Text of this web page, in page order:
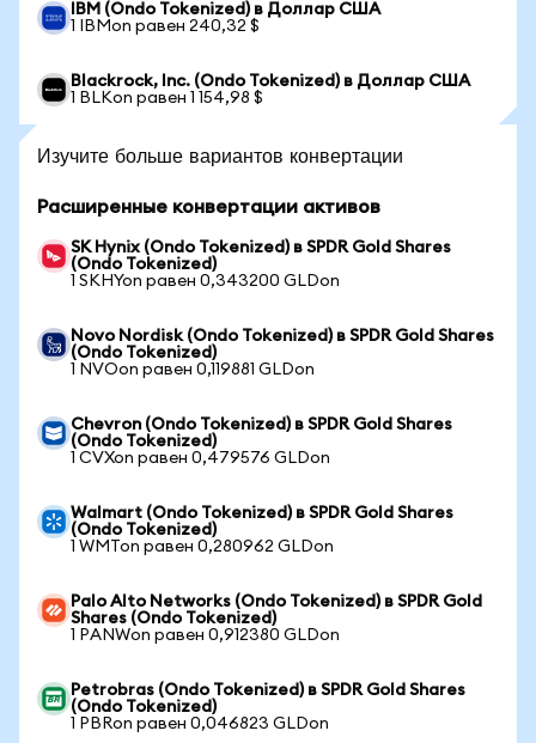
IBM (Ondo Tokenized) в Доллар США
1 IBMon равен 240,32 $
Blackrock, Inc. (Ondo Tokenized) в Доллар США
1 BLKon равен 1 154,98 $
Изучите больше вариантов конвертации
Расширенные конвертации активов
SK Hynix (Ondo Tokenized) в SPDR Gold Shares
(Ondo Tokenized)
1 SKHYon равен 0,343200 GLDon
Novo Nordisk (Ondo Tokenized) в SPDR Gold Shares
(Ondo Tokenized)
1 NVOon равен 0,119881 GLDon
Chevron (Ondo Tokenized) в SPDR Gold Shares
(Ondo Tokenized)
1 CVXon равен 0,479576 GLDon
Walmart (Ondo Tokenized) в SPDR Gold Shares
(Ondo Tokenized)
1 WMTon равен 0,280962 GLDon
Palo Alto Networks (Ondo Tokenized) в SPDR Gold
Shares (Ondo Tokenized)
1 PANWon равен 0,912380 GLDon
Petrobras (Ondo Tokenized) в SPDR Gold Shares
(Ondo Tokenized)
1 PBRon равен 0,046823 GLDon